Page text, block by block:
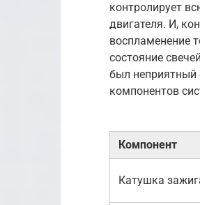
контролирует
двигателя. И,
воспламенение
состояние
был неприятный
компонентов
Компонент
Катушка